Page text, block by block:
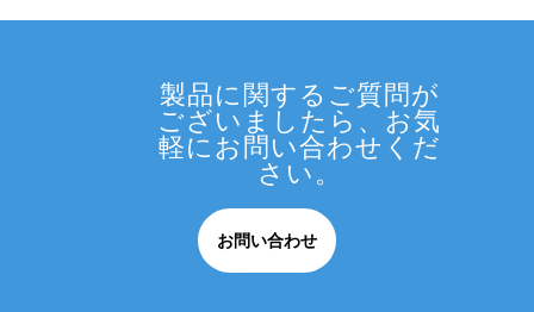
製品に関するご質問が
ございましたら、お気
軽にお問い合わせくだ
さい。
お問い合わせ